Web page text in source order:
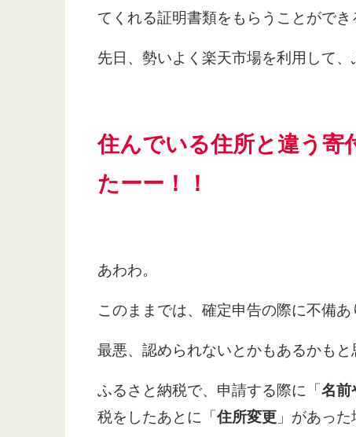
てくれる証明書類をもらうことができ
先日、勢いよく楽天市場を利用して
住んでいる住所と違う寄
たーー！！
あわわ。
このままでは、確定申告の際に不備あ
最悪、認められないとかもあるかもと
ふるさと納税で、申請する際に「 名前
税をしたあとに「 住所変更 」があっ